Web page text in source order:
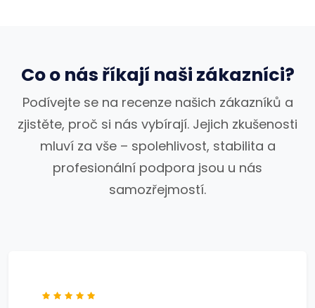
Co o nás říkají naši zákazníci?
Podívejte se na recenze našich zákazníků a
zjistěte, proč si nás vybírají. Jejich zkušenosti
mluví za vše – spolehlivost, stabilita a
profesionální podpora jsou u nás
samozřejmostí.